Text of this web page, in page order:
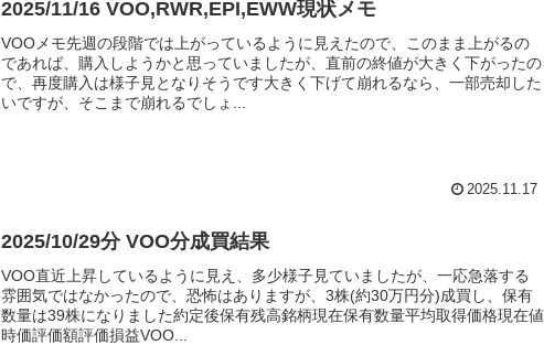
2025/11/16 VOO,RWR,EPI,EWW現状メモ
VOOメモ先週の段階では上がっているように見えたので、このまま上がるの
であれば、購入しようかと思っていましたが、直前の終値が大きく下がったの
で、再度購入は様子見となりそうです大きく下げて崩れるなら、一部売却した
いですが、そこまで崩れるでしょ...
2025.11.17
2025/10/29分 VOO分成買結果
VOO直近上昇しているように見え、多少様子見ていましたが、一応急落する
雰囲気ではなかったので、恐怖はありますが、3株(約30万円分)成買し、保有
数量は39株になりました約定後保有残高銘柄現在保有数量平均取得価格現在値
時価評価額評価損益VOO...